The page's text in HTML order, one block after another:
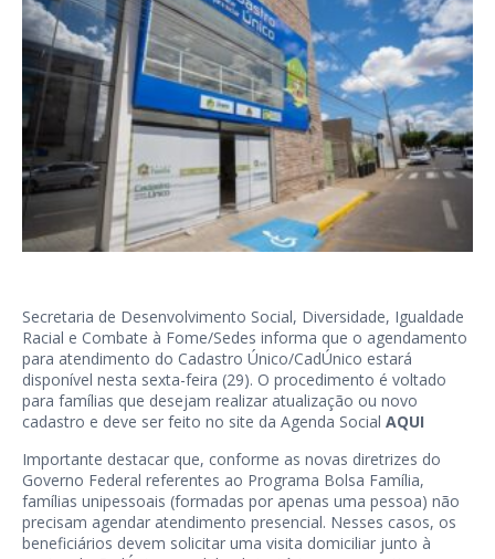
Secretaria de Desenvolvimento Social, Diversidade, Igualdade
Racial e Combate à Fome/Sedes informa que o agendamento
para atendimento do Cadastro Único/CadÚnico estará
disponível nesta sexta-feira (29). O procedimento é voltado
para famílias que desejam realizar atualização ou novo
cadastro e deve ser feito no site da Agenda Social AQUI
Importante destacar que, conforme as novas diretrizes do
Governo Federal referentes ao Programa Bolsa Família,
famílias unipessoais (formadas por apenas uma pessoa) não
precisam agendar atendimento presencial. Nesses casos, os
beneficiários devem solicitar uma visita domiciliar junto à